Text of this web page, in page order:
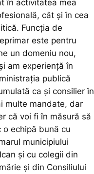
în activitatea mea
cât și în cea
Funcția de
este pentru
un domeniu nou,
am experiență în
publică
ca și consilier în
multe mandate, dar
că voi fi în măsură să
o echipă bună cu
municipiului
și cu colegii din
și din Consiliului